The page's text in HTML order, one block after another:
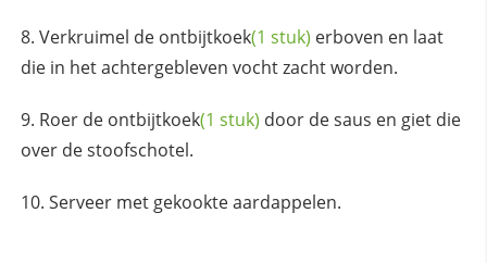
Verkruimel de ontbijtkoek(1 stuk) erboven en laat
die in het achtergebleven vocht zacht worden.
Roer de ontbijtkoek(1 stuk) door de saus en giet die
over de stoofschotel.
Serveer met gekookte aardappelen.